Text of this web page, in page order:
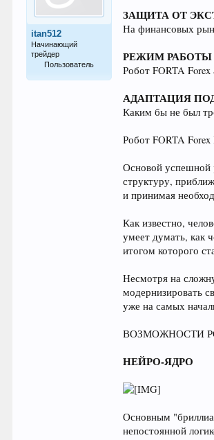
itan512
Начинающий
трейдер
Пользователь
ЗАЩИТА ОТ
На финансовых
РЕЖИМ РАБОТЫ
Робот FORTA
АДАПТАЦИЯ
Каким бы не был
Робот FORTA
Основой успешной
структуру,
и принимая
Как известно,
умеет думать, как
итогом которого
Несмотря на
модернизировать
уже на самых
ВОЗМОЖНОСТИ
НЕЙРО-ЯДРО
Основным
непостоянной